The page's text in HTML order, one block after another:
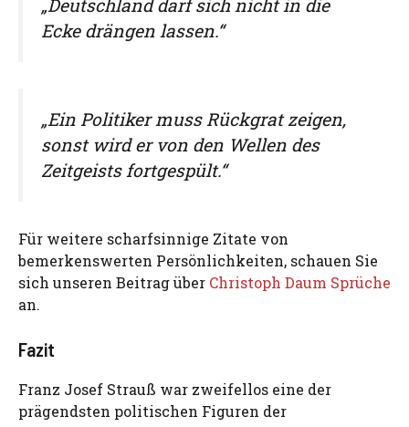
„Deutschland darf sich nicht in die
Ecke drängen lassen.“
„Ein Politiker muss Rückgrat zeigen,
sonst wird er von den Wellen des
Zeitgeists fortgespült.“
Für weitere scharfsinnige Zitate von
bemerkenswerten Persönlichkeiten, schauen Sie
sich unseren Beitrag über Christoph Daum Sprüche
an.
Fazit
Franz Josef Strauß war zweifellos eine der
prägendsten politischen Figuren der